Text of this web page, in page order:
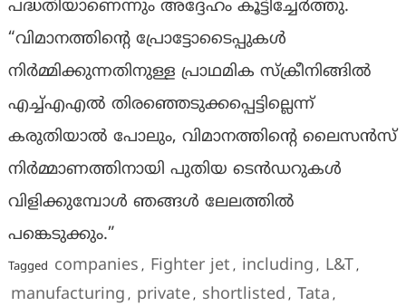
പദ്ധതിയാണെന്നും അദ്ദേഹം കൂട്ടിച്ചേർത്തു.
“വിമാനത്തിന്റെ പ്രോട്ടോടൈപ്പുകൾ
നിർമ്മിക്കുന്നതിനുള്ള പ്രാഥമിക സ്ക്രീനിങ്ങിൽ
എച്ച്എഎൽ തിരഞ്ഞെടുക്കപ്പെട്ടില്ലെന്ന്
കരുതിയാൽ പോലും, വിമാനത്തിന്റെ ലൈസൻസ്
നിർമ്മാണത്തിനായി പുതിയ ടെൻഡറുകൾ
വിളിക്കുമ്പോൾ ഞങ്ങൾ ലേലത്തിൽ
പങ്കെടുക്കും.”
Tagged companies , Fighter jet , including , L&T,
manufacturing , private, shortlisted , Tata ,